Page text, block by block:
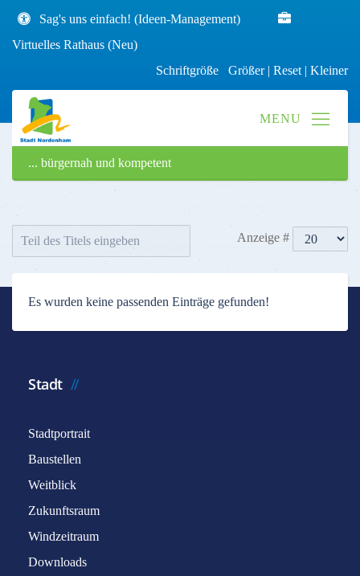
Sag's uns einfach! (Ideen-Management)
Virtuelles Rathaus (Neu)
Schriftgröße Größer| Reset | Kleiner
... bürgernah und kompetent
Anzeige #
Es wurden keine passenden Einträge gefunden!
Stadt
Stadtportrait
Baustellen
Weitblick
Zukunftsraum
Windzeitraum
Downloads